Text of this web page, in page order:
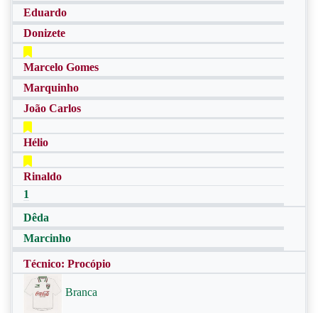
Eduardo
Donizete
Marcelo Gomes
Marquinho
João Carlos
Hélio
Rinaldo
1
Dêda
Marcinho
Técnico: Procópio
Branca